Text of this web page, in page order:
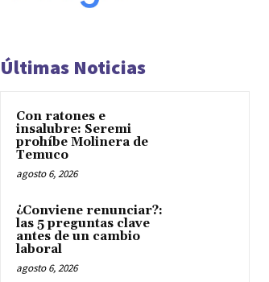
Últimas Noticias
Con ratones e
insalubre: Seremi
prohíbe Molinera de
Temuco
agosto 6, 2026
¿Conviene renunciar?:
las 5 preguntas clave
antes de un cambio
laboral
agosto 6, 2026